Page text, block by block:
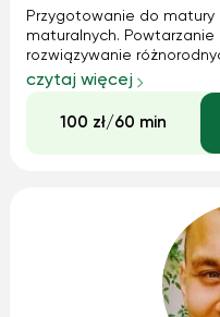
Przygotowanie do
maturalnych.
rozwiązywanie
matury na drodze
omawiania, a także
źródeł.
czytaj więcej
100 zł/60 min